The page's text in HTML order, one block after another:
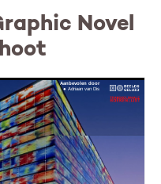
Novel
Aanbevolen door
Adriaan van Dis